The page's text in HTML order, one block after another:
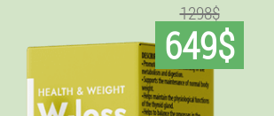
1298$
649$